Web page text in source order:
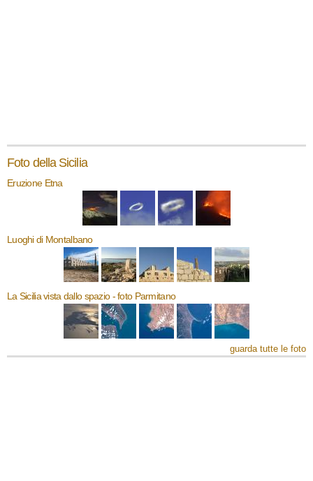
Foto della Sicilia
Eruzione Etna
Luoghi di Montalbano
La Sicilia vista dallo spazio - foto Parmitano
guarda tutte le foto